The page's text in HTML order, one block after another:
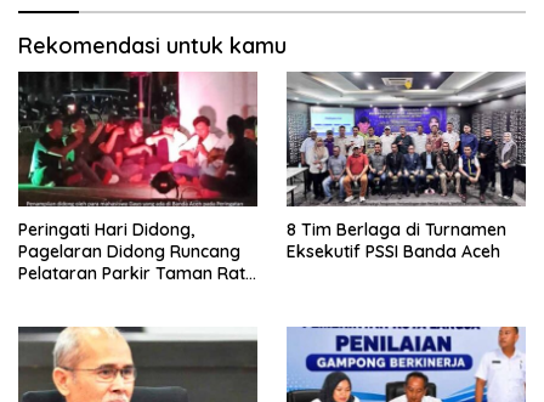
Rekomendasi untuk kamu
Peringati Hari Didong,
Pagelaran Didong Runcang
Pelataran Parkir Taman Ratu
8 Tim Berlaga di Turnamen
Eksekutif PSSI Banda Aceh